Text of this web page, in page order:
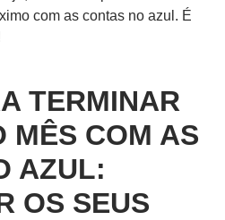
com as contas no azul. É
TERMINAR
MÊS COM AS
AZUL:
OS SEUS